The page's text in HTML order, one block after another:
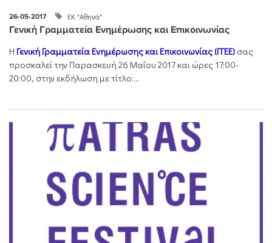
26-05-2017 ΕΚ "Αθηνά"
Γενική Γραμματεία Ενημέρωσης και Επικοινωνίας
Η Γενική Γραμματεία Ενημέρωσης και Επικοινωνίας (ΓΓΕΕ) σας
προσκαλεί την Παρασκευή 26 Μαΐου 2017 και ώρες 17:00-
20:00, στην εκδήλωση με τίτλο:...